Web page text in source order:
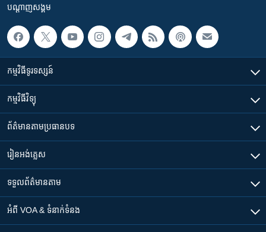
បណ្តាញ​សង្គម
កម្មវិធី​ទូរទស្សន៍
កម្មវិធី​វិទ្យុ
ព័ត៌មាន​តាមប្រធានបទ​
រៀន​​អង់គ្លេស
ទទួល​ព័ត៌មាន​តាម
អំពី​ VOA & ទំនាក់ទំនង